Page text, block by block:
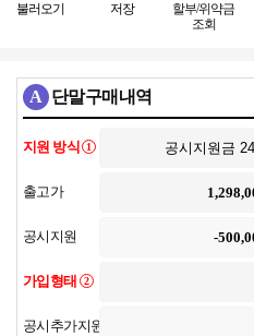
불러오기 저장
할부/위약금
조회
A 단말구매내역
지원 방식 1
출고가
공시지원
가입형태 2
공시추가지원